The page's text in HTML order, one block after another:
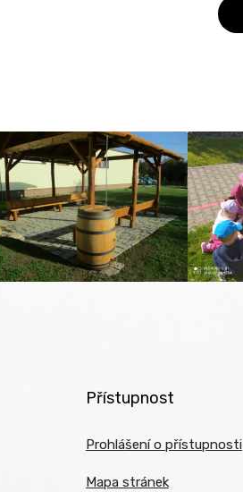
Přístupnost
Prohlášení o přístupnosti
Mapa stránek